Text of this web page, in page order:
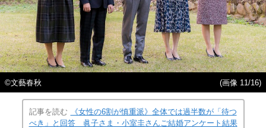
©文藝春秋 (画像 11/16)
記事を読む
《女性の6割が慎重派》全体では過半数が「待つ
べき」と回答 眞子さま・小室圭さんご結婚アンケート結果